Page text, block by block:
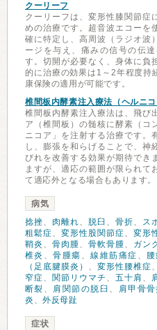
クーリーフ
クーリーフは、変形性膝関節症
めの治療です。超音波エコーを
確に特定し、高周波（ラジオ波
ージを与え、痛みの信号の伝
す。切開が必要なく、身体に負
的に治療の効果は1～2年程度持
康保険の適用が可能です。
椎間板内酵素注入療法（ヘルニコ
椎間板内酵素注入療法は、飛び
ア（椎間板）の髄核に酵素（コ
ニコア」を注射する治療です。
し、膨張を和らげることで、神
びれを改善する効果が期待でき
ますが、適応の範囲が限られて
て適応外となる場合もあります。
病気
捻挫、 肉離れ、 脱臼 、 骨折、 ス
粗鬆症、 変形性股関節症、 変形
鞘炎 、 骨肉腫、 骨軟骨腫、 ガン
椎炎 、骨腫瘍 、線維筋痛症 、
（足底腱膜炎） 、 変形性腰椎症、
窄症、 関節リウマチ 、 五十肩 、
断裂 、 肩関節の脱臼 、 肩甲骨骨
炎 、外反母趾
症状